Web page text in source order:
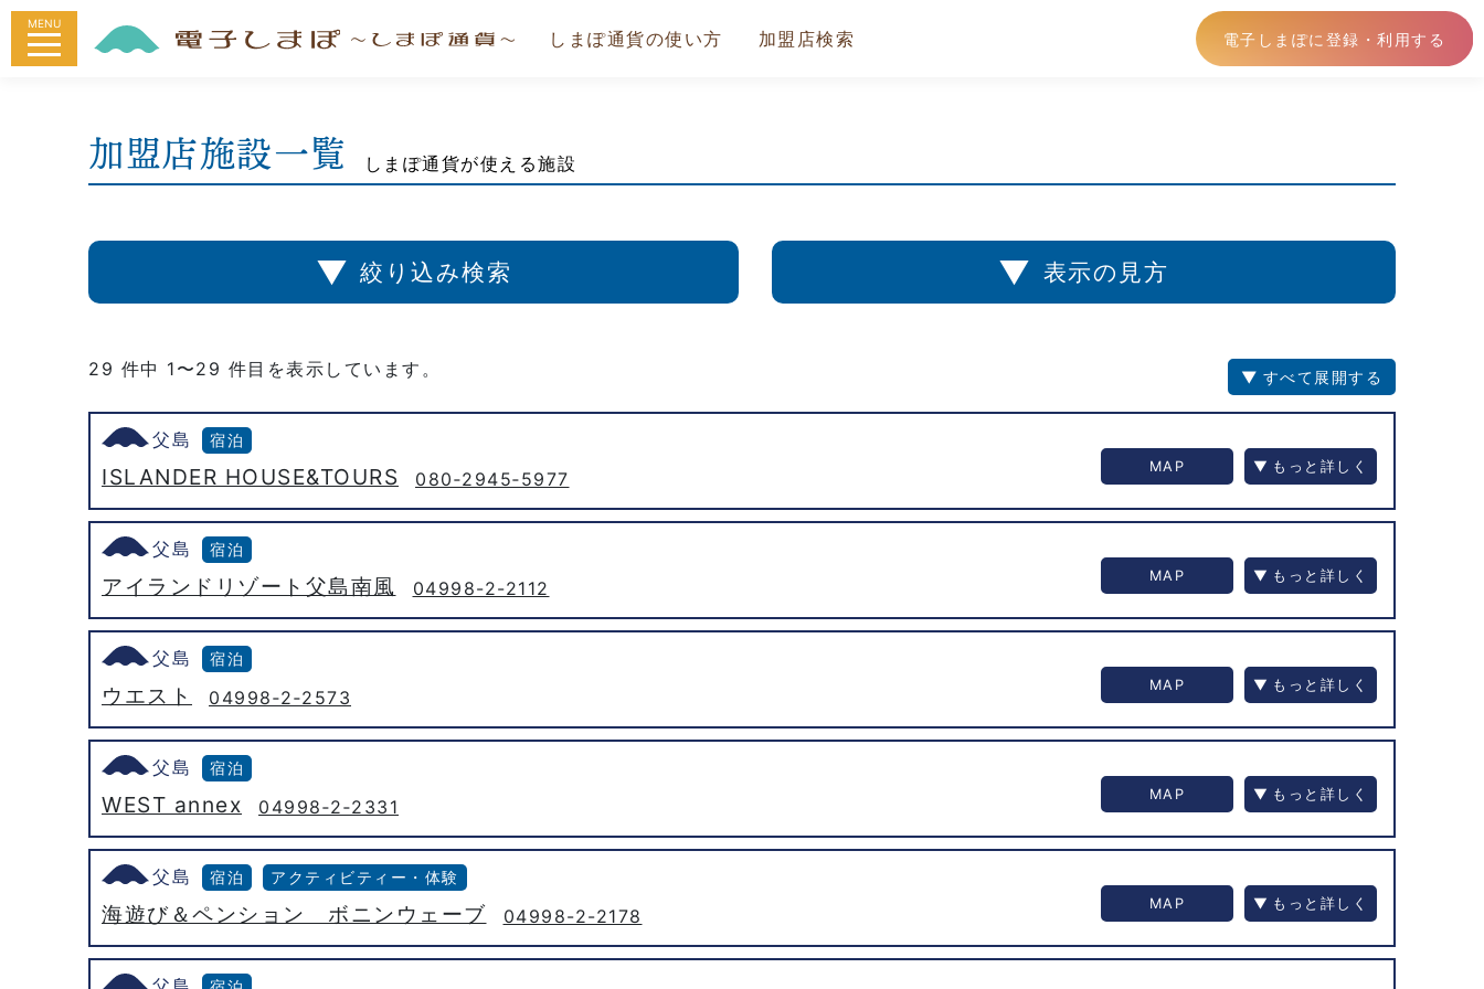
MENU
しまぽ通貨の使い方 加盟店検索 電子しまぽに登録・利用する
加盟店施設一覧 しまぽ通貨が使える施設
▼ 絞り込み検索 ▼ 表示の見方
29 件中 1〜29 件目を表示しています。 すべて展開する
父島 宿泊
ISLANDER HOUSE&TOURS 080‐2945‐5977
MAP
父島 宿泊
アイランドリゾート父島南風 04998-2-2112
MAP
父島 宿泊
ウエスト 04998‐2‐2573
MAP
父島 宿泊
WEST annex 04998‐2‐2331
MAP
父島 宿泊 アクティビティー・体験
海遊び＆ペンション ボニンウェーブ 04998-2-2178
MAP